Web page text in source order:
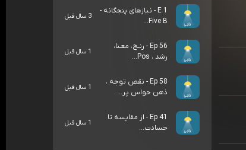
E 1 - نیازهای پنجگانه -
Five B...
3 سال قبل
Ep 56 - رنـج، معـنا،
رشد ، Pos...
1 سال قبل
Ep 58 - نقص توجه ،
ذهن حواس پر...
1 سال قبل
Ep 41 - از مقایسه تا
حسادت...
1 سال قبل